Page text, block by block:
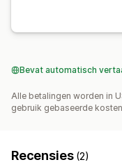
Bevat automatisch
Alle betalingen worden in
gebruik gebaseerde
Recensies (2)